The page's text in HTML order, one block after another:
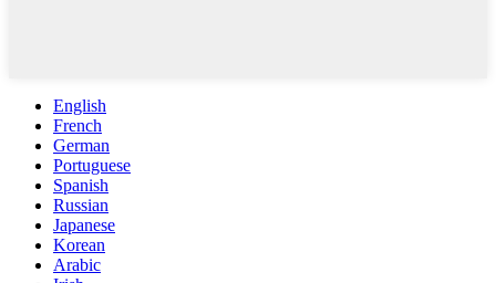
English
French
German
Portuguese
Spanish
Russian
Japanese
Korean
Arabic